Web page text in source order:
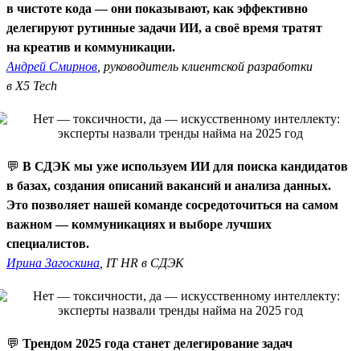
в чистоте кода — они показывают, как эффективно
делегируют рутинные задачи ИИ, а своё время тратят
на креатив и коммуникации.
Андрей Смирнов , руководитель клиентской разработки
в X5 Tech
💬 В СДЭК мы уже используем ИИ для поиска кандидатов
в базах, создания описаний вакансий и анализа данных.
Это позволяет нашей команде сосредоточиться на самом
важном — коммуникациях и выборе лучших
специалистов.
Ирина Загоскина , IT HR в СДЭК
💬 Трендом 2025 года станет делегирование задач